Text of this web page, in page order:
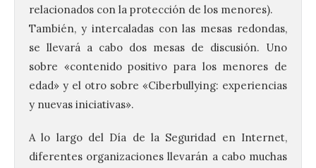
relacionados con la protección de los menores).
También, y intercaladas con las mesas redondas,
se llevará a cabo dos mesas de discusión. Uno
sobre «contenido positivo para los menores de
edad» y el otro sobre «Ciberbullying: experiencias
y nuevas iniciativas».
A lo largo del Día de la Seguridad en Internet,
diferentes organizaciones llevarán a cabo muchas